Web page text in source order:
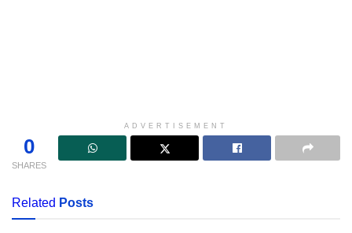
ADVERTISEMENT
0
SHARES
Related Posts